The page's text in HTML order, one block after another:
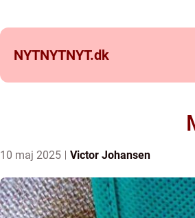
NYTNYTNYT.dk
10 maj 2025 Victor Johansen